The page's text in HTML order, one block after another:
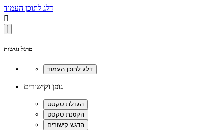
דלג לתוכן העמוד

סרגל נגישות
גופן וקישורים